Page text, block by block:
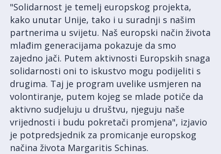
"Solidarnost je temelj europskog projekta,
kako unutar Unije, tako i u suradnji s našim
partnerima u svijetu. Naš europski način života
mlađim generacijama pokazuje da smo
zajedno jači. Putem aktivnosti Europskih snaga
solidarnosti oni to iskustvo mogu podijeliti s
drugima. Taj je program uvelike usmjeren na
volontiranje, putem kojeg se mlade potiče da
aktivno sudjeluju u društvu, njeguju naše
vrijednosti i budu pokretači promjena", izjavio
je potpredsjednik za promicanje europskog
načina života Margaritis Schinas.